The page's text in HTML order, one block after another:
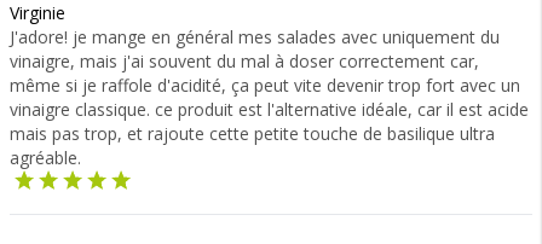
Virginie
J'adore! je mange en général mes salades avec uniquement du
vinaigre, mais j'ai souvent du mal à doser correctement car,
même si je raffole d'acidité, ça peut vite devenir trop fort avec un
vinaigre classique. ce produit est l'alternative idéale, car il est acide
mais pas trop, et rajoute cette petite touche de basilique ultra
agréable.